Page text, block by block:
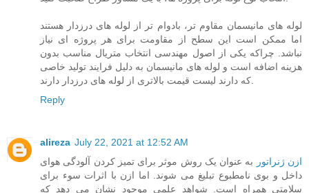
لوله های مانیسمان مقاوم تر، بادوام تر از لوله های درزدار هستند
اما ممکن است این سطح از مقاومت برای هر پروژه ای نیاز
نباشد. چراکه یکی از اصول مهندسی انتخاب متریال مناسب بدون
هزینه اضافه است و لوله های مانیسمان به دلیل فرایند تولید خاصی
Reply
alireza July 22, 2021 at 12:52 AM
ازن ژنراتور
به عنوان یک روش موثر برای تمیز کردن آلودگی هوای
داخل و بوی نامطبوع تبلیغ می شوند. اما ازن با اثرات سوء برای
سلامتی همراه است. شواهد علمی موجود نشان می دهد که